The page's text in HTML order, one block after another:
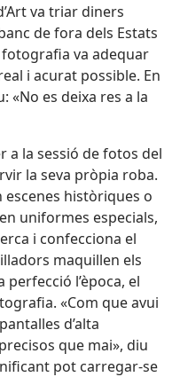
va triar diners
de fora dels Estats
fotografia va adequar
i acurat possible. En
«No es deixa res a la
a la sessió de fotos del
la seva pròpia roba.
històriques o
uniformes especials,
i confecciona el
maquillen els
l’època, el
«Com que avui
d’alta
que mai», diu
pot carregar-se